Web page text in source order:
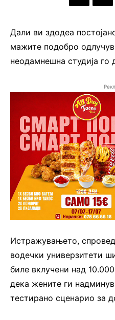
Дали ви здодеа
мажите подобро
неодамнешна студија го
Истражувањето,
водечки универзитети
биле вклучени над
дека жените ги
тестирано сценарио за